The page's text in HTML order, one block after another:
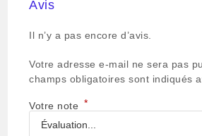
Avis
Il n’y a pas encore d’avis.
Votre adresse e-mail ne sera pas
champs obligatoires sont indiqués
Votre note *